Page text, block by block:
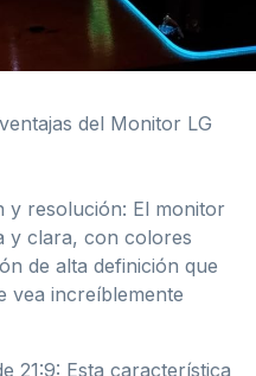
del Monitor LG
y resolución: El monitor
y clara, con colores
de alta definición que
vea increíblemente
21:9: Esta característica